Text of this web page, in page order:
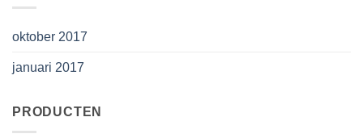
oktober 2017
januari 2017
PRODUCTEN